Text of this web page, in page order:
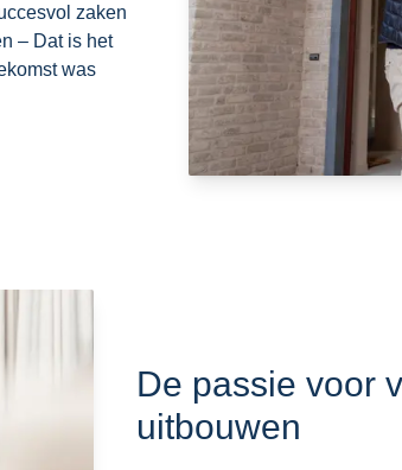
zaken
– Dat is het
was
De passie voor
uitbouwen